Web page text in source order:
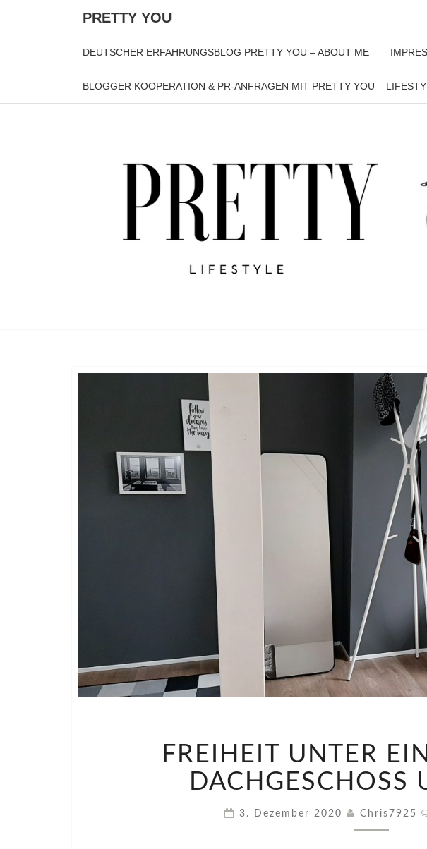
PRETTY YOU
DEUTSCHER ERFAHRUNGSBLOG PRETTY YOU – ABOUT ME
BLOGGER KOOPERATION & PR-ANFRAGEN MIT PRETTY YOU –
UNTER
EINEM
DACH
FREIHEIT UNTER
DACHGESCHOSS
3. Dezember 2020 Chris7925